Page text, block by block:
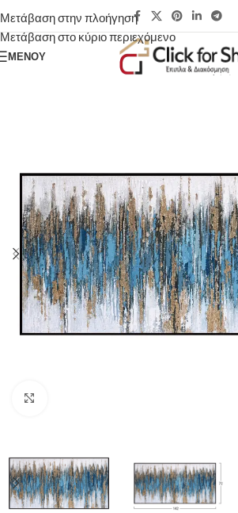
Μετάβαση στην πλοήγηση
Μετάβαση στο κύριο περιεχόμενο
ΜΕΝΟΎ